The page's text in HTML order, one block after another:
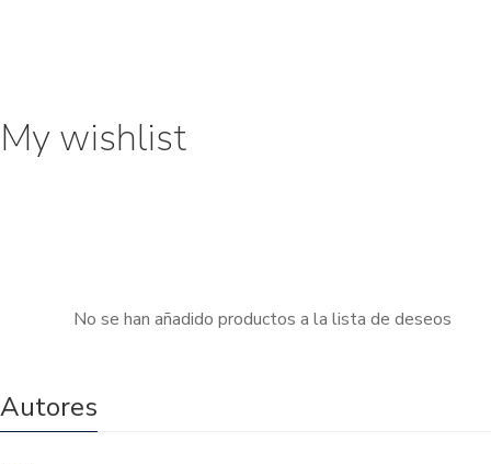
My wishlist
No se han añadido productos a la lista de deseos
Autores